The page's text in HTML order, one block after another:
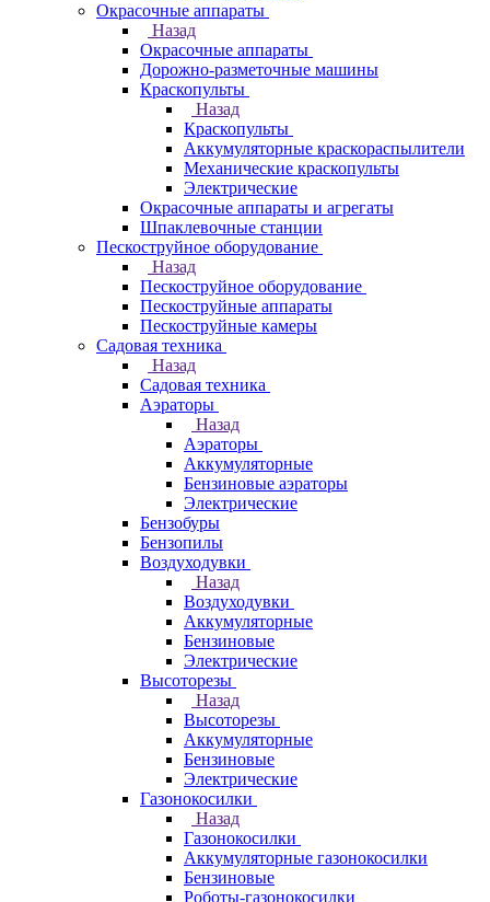
Окрасочные аппараты
Назад
Окрасочные аппараты
Дорожно-разметочные машины
Краскопульты
Назад
Краскопульты
Аккумуляторные краскораспылители
Механические краскопульты
Электрические
Окрасочные аппараты и агрегаты
Шпаклевочные станции
Пескоструйное оборудование
Назад
Пескоструйное оборудование
Пескоструйные аппараты
Пескоструйные камеры
Садовая техника
Назад
Садовая техника
Аэраторы
Назад
Аэраторы
Аккумуляторные
Бензиновые аэраторы
Электрические
Бензобуры
Бензопилы
Воздуходувки
Назад
Воздуходувки
Аккумуляторные
Бензиновые
Электрические
Высоторезы
Назад
Высоторезы
Аккумуляторные
Бензиновые
Электрические
Газонокосилки
Назад
Газонокосилки
Аккумуляторные газонокосилки
Бензиновые
Роботы-газонокосилки